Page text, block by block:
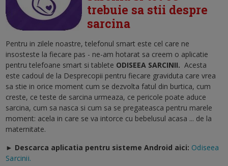
trebuie sa stii despre
sarcina
Pentru in zilele noastre, telefonul smart este cel care ne
insosteste la fiecare pas - ne-am hotarat sa creem o aplicatie
pentru telefoane smart si tablete ODISEEA SARCINII. Acesta
este cadoul de la Desprecopii pentru fiecare graviduta care vrea
sa stie in orice moment cum se dezvolta fatul din burtica, cum
creste, ce teste de sarcina urmeaza, ce pericole poate aduce
sarcina, cum sa nasca si cum sa se pregateasca pentru marele
moment: acela in care se va intorce cu bebelusul acasa ... de la
maternitate.
► Descarca aplicatia pentru sisteme Android aici: Odiseea
Sarcinii.